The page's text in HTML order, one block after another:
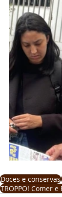
Doces e conservas
TROPPO! Comer